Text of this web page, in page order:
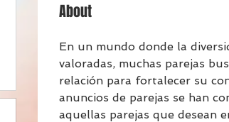
About
En un mundo donde la
valoradas, muchas parejas
relación para fortalecer su
anuncios de parejas se han
aquellas parejas que desean